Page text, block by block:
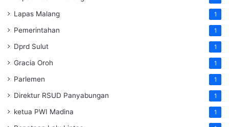
Lapas Malang 1
Pemerintahan 1
Dprd Sulut 1
Gracia Oroh 1
Parlemen 1
Direktur RSUD Panyabungan 1
ketua PWI Madina 1